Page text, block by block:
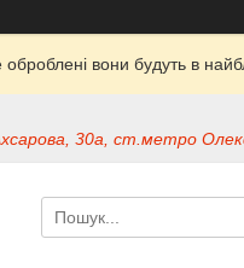
вони будуть в
30а, ст.метро